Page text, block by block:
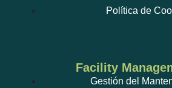
Política de
Facility
Gestión del